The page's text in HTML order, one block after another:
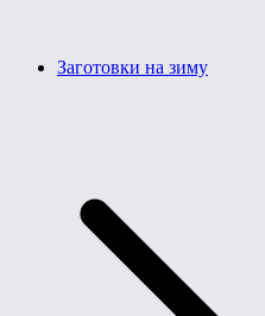
Заготовки на зиму